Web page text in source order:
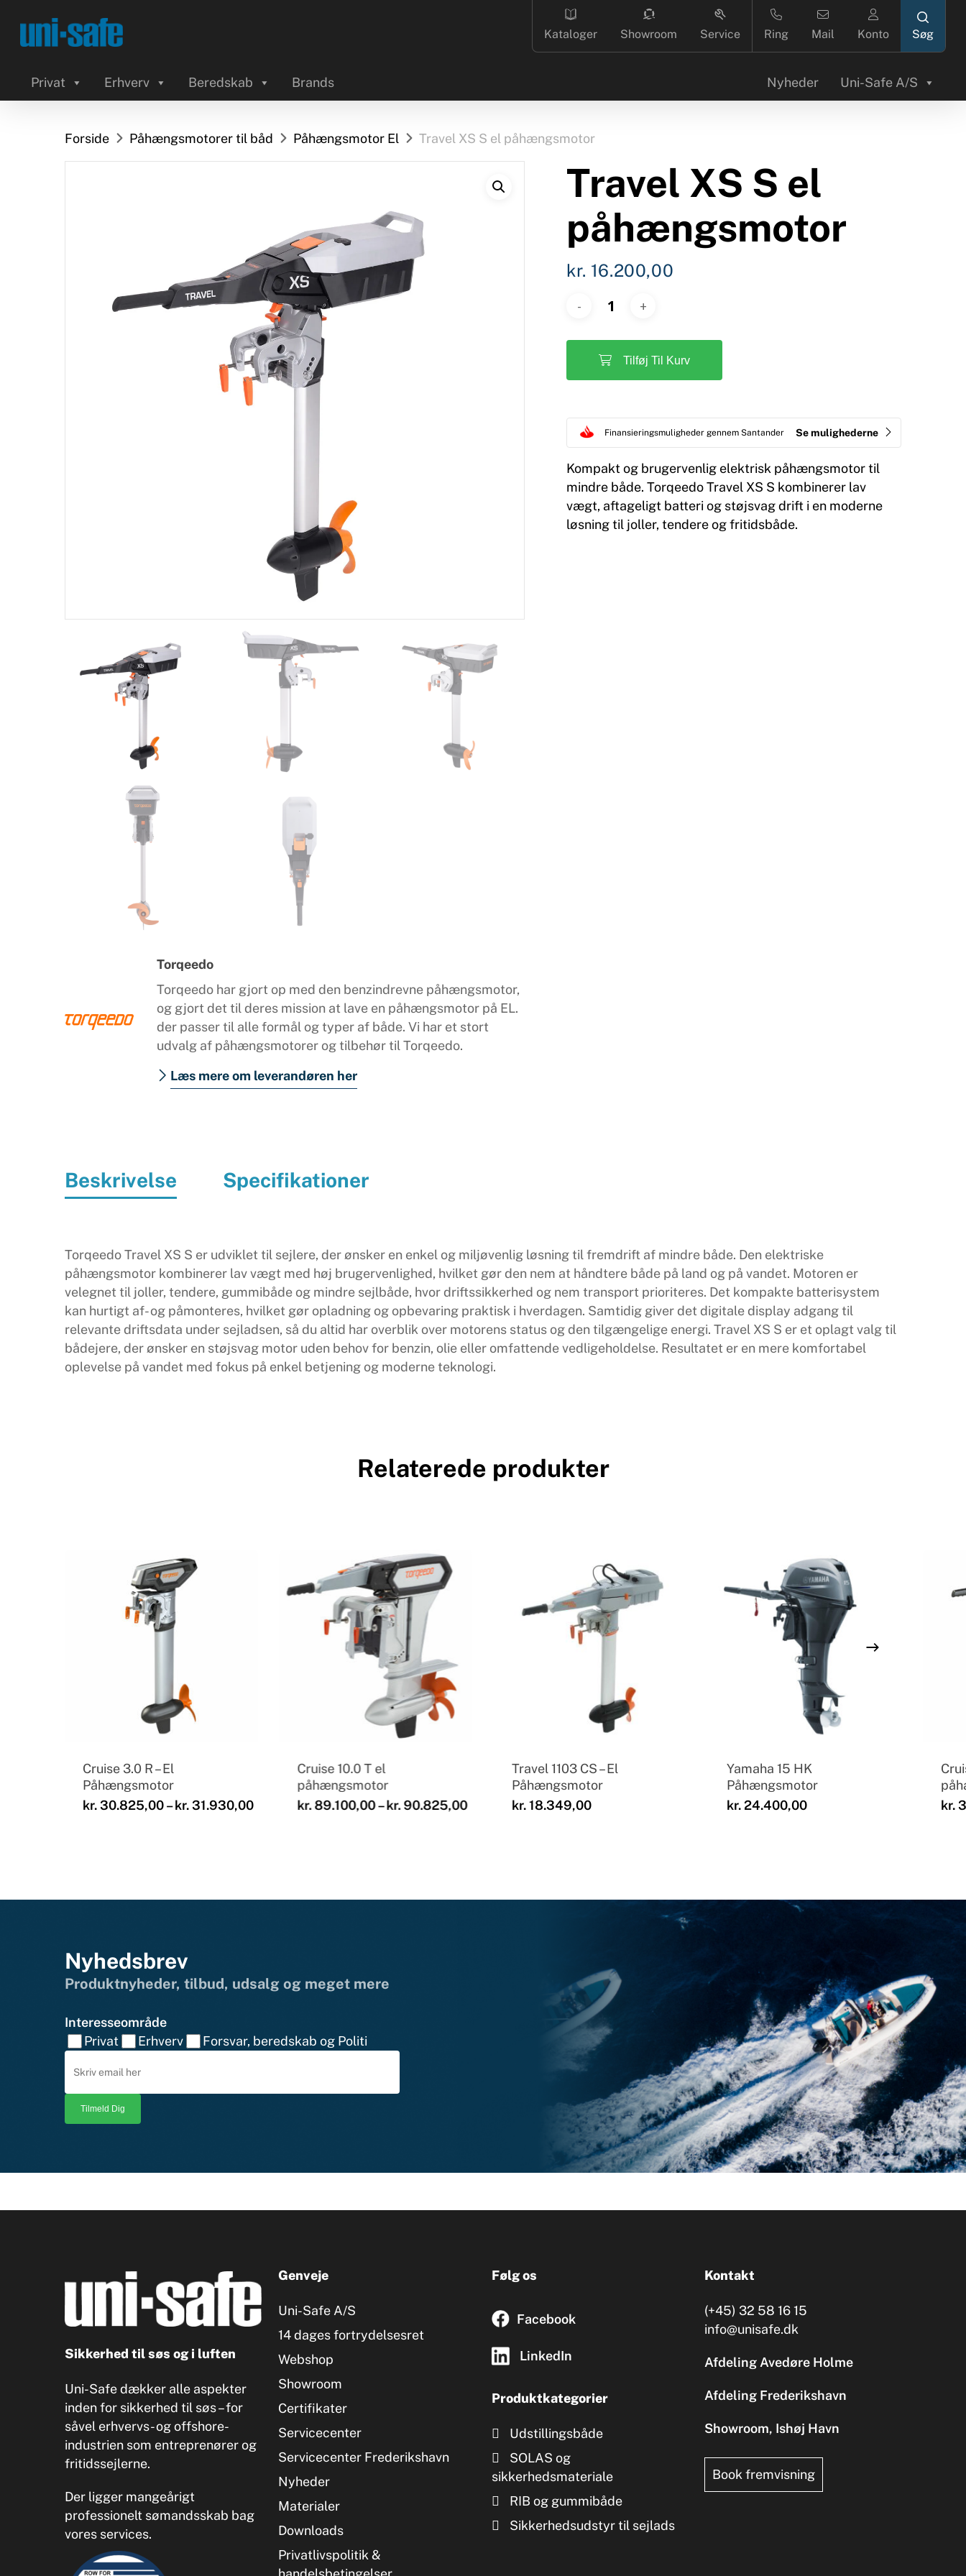
main
Kataloger Showroom Service Ring Mail Konto
search
Privat Erhverv Beredskab Uni-Safe A/S
Nyheder
Brands
Forside Påhængsmotorer til båd Påhængsmotor El Travel XS S el påhængsmotor
Torqeedo
Torqeedo har gjort op med den benzindrevne påhængsmotor,
og gjort det til deres mission at lave en påhængsmotor på EL.
der passer til alle formål og typer af både. Vi har et stort
udvalg af påhængsmotorer og tilbehør til Torqeedo.
Læs mere om leverandøren her
Travel XS S el
påhængsmotor
kr. 16.200,00
Tilføj Til Kurv
Finansieringsmuligheder gennem Santander Se mulighederne
Kompakt og brugervenlig elektrisk påhængsmotor til
mindre både. Torqeedo Travel XS S kombinerer lav
vægt, aftageligt batteri og støjsvag drift i en moderne
løsning til joller, tendere og fritidsbåde.
Beskrivelse Specifikationer
Torqeedo Travel XS S er udviklet til sejlere, der ønsker en enkel og miljøvenlig løsning til fremdrift af mindre både. Den elektriske
påhængsmotor kombinerer lav vægt med høj brugervenlighed, hvilket gør den nem at håndtere både på land og på vandet. Motoren er
velegnet til joller, tendere, gummibåde og mindre sejlbåde, hvor driftssikkerhed og nem transport prioriteres. Det kompakte batterisystem
kan hurtigt af- og påmonteres, hvilket gør opladning og opbevaring praktisk i hverdagen. Samtidig giver det digitale display adgang til
relevante driftsdata under sejladsen, så du altid har overblik over motorens status og den tilgængelige energi. Travel XS S er et oplagt valg til
bådejere, der ønsker en støjsvag motor uden behov for benzin, olie eller omfattende vedligeholdelse. Resultatet er en mere komfortabel
oplevelse på vandet med fokus på enkel betjening og moderne teknologi.
Relaterede produkter
Cruise 3.0 R – El
Påhængsmotor
kr.30.825,00– kr.31.930,00Prisinterval:
Cruise 10.0 T el
påhængsmotor
kr.89.100,00– kr.90.825,00Prisinterval:
Travel 1103 CS – El
Påhængsmotor
kr.18.349,00
Yamaha 15 HK
Påhængsmotor
kr.24.400,00
kr.
Nyhedsbrev
Produktnyheder, tilbud, udsalg og meget mere
Interesseområde
Privat
Erhverv Forsvar, beredskab og Politi
Sikkerhed til søs og i luften
Uni-Safe dækker alle aspekter
inden for sikkerhed til søs – for
såvel erhvervs- og offshore-
industrien som entreprenører og
fritidssejlerne.
Der ligger mangeårigt
professionelt sømandsskab bag
vores services.
Genveje
Uni-Safe A/S
14 dages fortrydelsesret
Webshop
Showroom
Certifikater
Servicecenter
Servicecenter Frederikshavn
Nyheder
Materialer
Downloads
Privatlivspolitik &
Følg os
Facebook
LinkedIn
Produktkategorier
Udstillingsbåde
SOLAS og
sikkerhedsmateriale
RIB og gummibåde
Sikkerhedsudstyr til sejlads
Kontakt
(+45) 32 58 16 15
info@unisafe.dk
Afdeling Avedøre Holme
Afdeling Frederikshavn
Showroom, Ishøj Havn
Book fremvisning